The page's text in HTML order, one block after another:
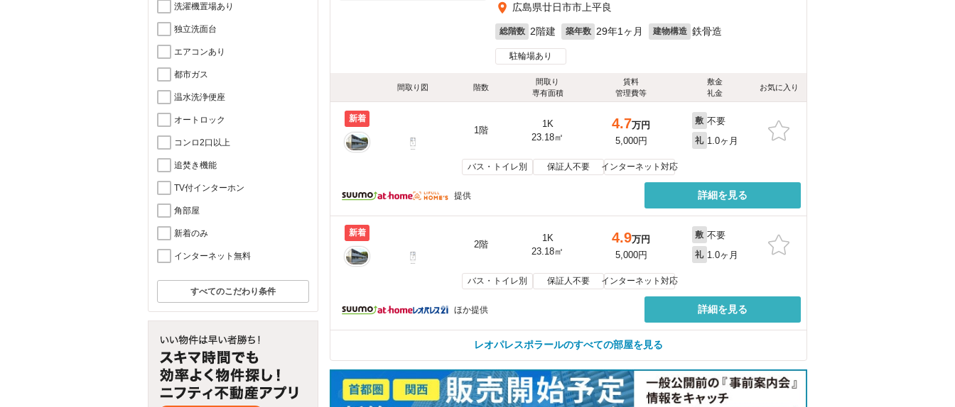
洗濯機置場あり
独立洗面台
エアコンあり
都市ガス
温水洗浄便座
オートロック
コンロ2口以上
追焚き機能
TV付インターホン
角部屋
新着のみ
インターネット無料
すべてのこだわり条件
広島県廿日市市上平良
総階数 2階建 築年数 29年1ヶ月 建物構造 鉄骨造
駐輪場あり
間取り図 階数
間取り
専有面積
賃料
管理費等
敷金
礼金
お気に入り
新着
1階
1K
23.18㎡
4.7万円
5,000円
敷 不要
礼 1.0ヶ月
バス・トイレ別 保証人不要 インターネット対応
提供 詳細を見る
新着
2階
1K
23.18㎡
4.9万円
5,000円
敷 不要
礼 1.0ヶ月
バス・トイレ別 保証人不要 インターネット対応
ほか提供 詳細を見る
レオパレスポラールのすべての部屋を見る